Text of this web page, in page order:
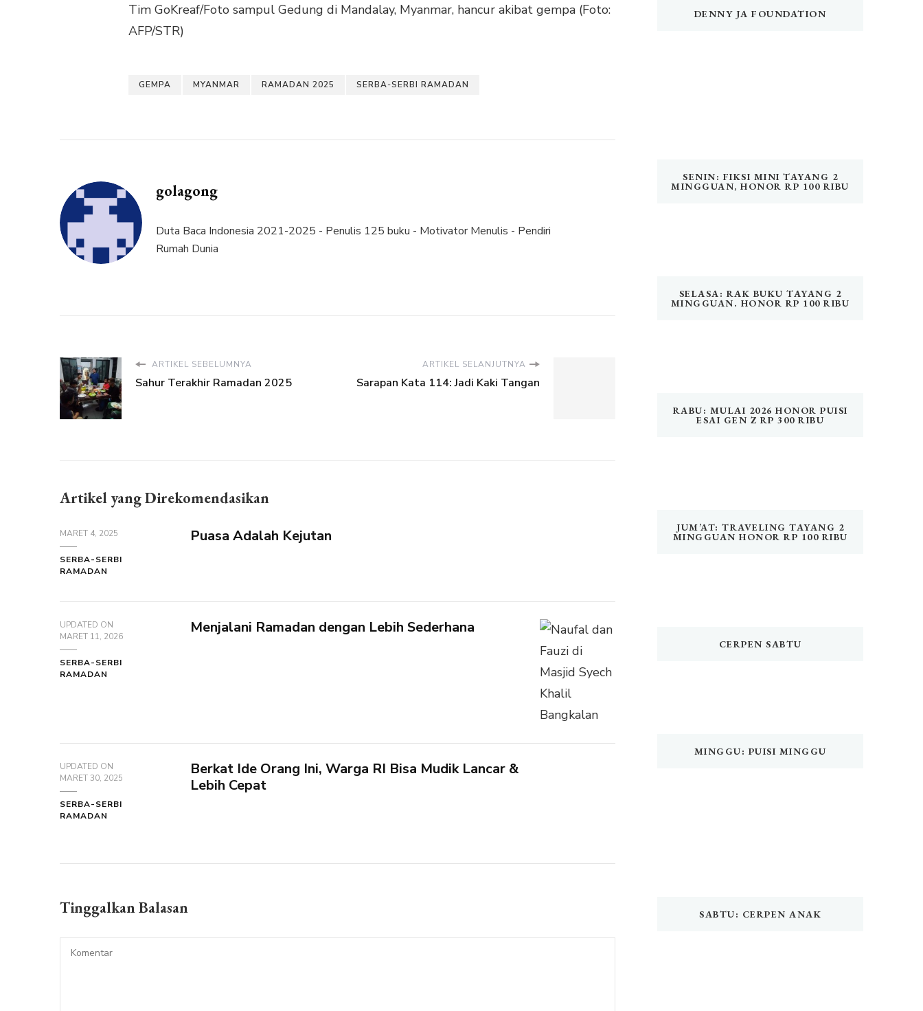
Tim GoKreaf/Foto sampul Gedung di Mandalay, Myanmar, hancur akibat gempa (Foto:
AFP/STR)
GEMPA MYANMAR RAMADAN 2025 SERBA-SERBI RAMADAN
golagong
Duta Baca Indonesia 2021-2025 - Penulis 125 buku - Motivator Menulis - Pendiri
Rumah Dunia
ARTIKEL SEBELUMNYA
Sahur Terakhir Ramadan 2025
ARTIKEL SELANJUTNYA
Sarapan Kata 114: Jadi Kaki Tangan
Artikel yang Direkomendasikan
MARET 4, 2025
SERBA-SERBI
RAMADAN
Puasa Adalah Kejutan
UPDATED ON
MARET 11, 2026
SERBA-SERBI
RAMADAN
Menjalani Ramadan dengan Lebih Sederhana
UPDATED ON
MARET 30, 2025
SERBA-SERBI
RAMADAN
Berkat Ide Orang Ini, Warga RI Bisa Mudik Lancar &
Lebih Cepat
Tinggalkan Balasan
DENNY JA FOUNDATION
SENIN: FIKSI MINI TAYANG 2
MINGGUAN, HONOR RP 100 RIBU
SELASA: RAK BUKU TAYANG 2
MINGGUAN. HONOR RP 100 RIBU
RABU: MULAI 2026 HONOR PUISI
ESAI GEN Z RP 300 RIBU
JUM’AT: TRAVELING TAYANG 2
MINGGUAN HONOR RP 100 RIBU
CERPEN SABTU
MINGGU: PUISI MINGGU
SABTU: CERPEN ANAK